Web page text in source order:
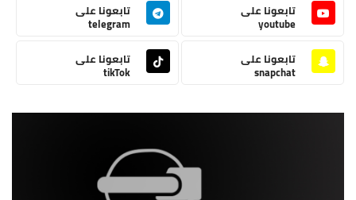
تابعونا على
youtube
تابعونا على
telegram
تابعونا على
snapchat
تابعونا على
tikTok